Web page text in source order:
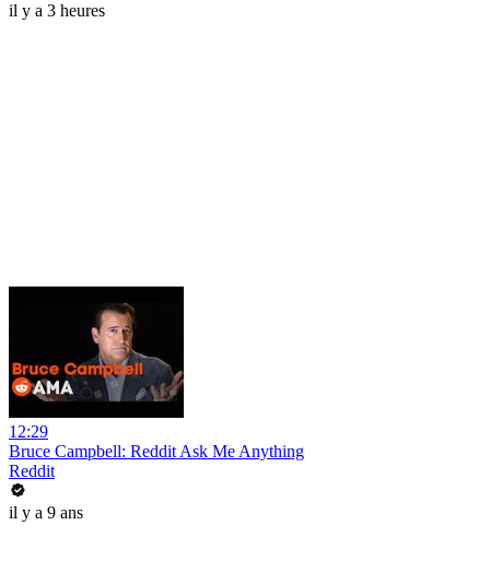
il y a 3 heures
12:29
Bruce Campbell: Reddit Ask Me Anything
Reddit
il y a 9 ans